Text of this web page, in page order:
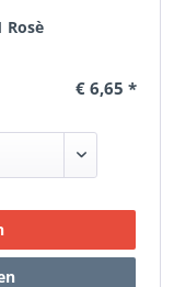
Rosè
€ 6,65 *